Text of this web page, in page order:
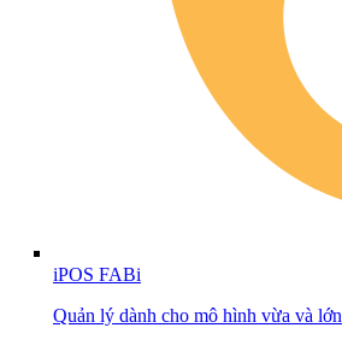
iPOS FABi
Quản lý dành cho mô hình vừa và lớn